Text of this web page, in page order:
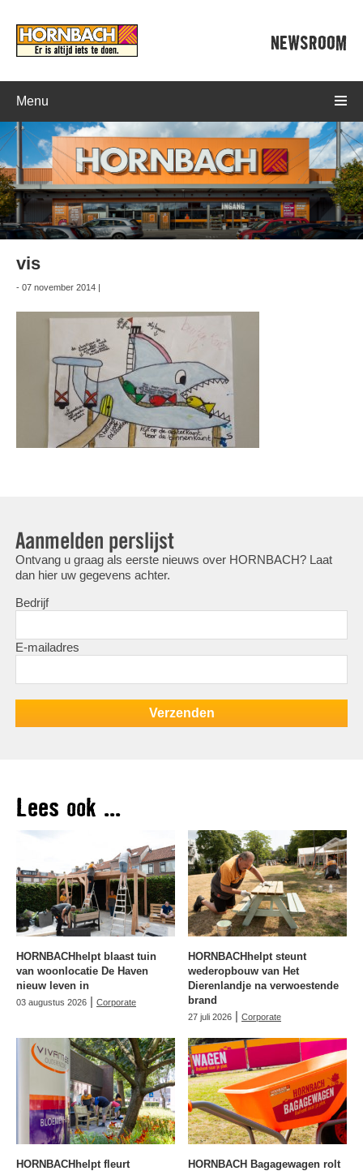
NEWSROOM
Menu
vis
- 07 november 2014 |
Aanmelden perslijst
Ontvang u graag als eerste nieuws over HORNBACH? Laat
dan hier uw gegevens achter.
Bedrijf
E-mailadres
Lees ook ...
HORNBACHhelpt blaast tuin
van woonlocatie De Haven
nieuw leven in
03 augustus 2026 | Corporate
HORNBACHhelpt steunt
wederopbouw van Het
Dierenlandje na verwoestende
brand
27 juli 2026 | Corporate
HORNBACHhelpt fleurt
HORNBACH Bagagewagen rolt